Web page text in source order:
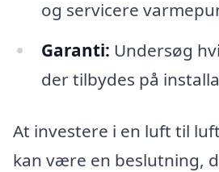
og servicere
Garanti: Undersøg
der tilbydes på
At investere i en luft til
kan være en beslutning,